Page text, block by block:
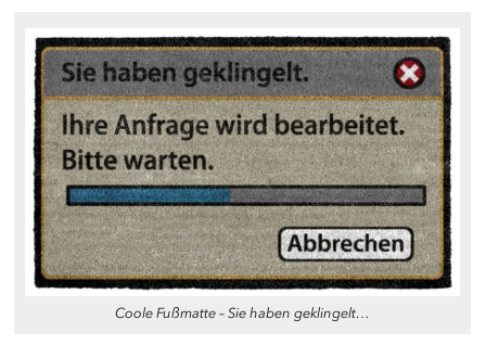
Coole Fußmatte – Sie haben geklingelt…